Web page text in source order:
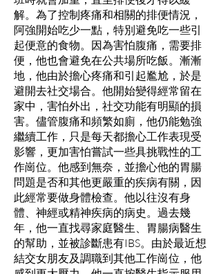
解。為了控制疼痛和相關的排便情況，
阿強開始吃少一點，特別避免吃一些引
起便意的食物。因為害怕腹痛，需要排
便，他也會避免在公共場所吃飯。漸漸
地，他由於擔心疼痛和引起尷尬，於是
避開去社交場合。他開始變得經常留在
家中，害怕外出，社交功能有明顯的損
害。儘管腹痛和頻繁如廁，他仍能勉強
繼續工作，只是每天都擔心工作表現受
影響，更加害怕嘗試一些具挑戰性的工
作崗位。他感到無奈，並擔心他的胃腸
問題是否和其他更嚴重的疾病有關，因
此經常要做身體檢查。他以往沒有身
體、神經或精神疾病的病史。過去幾
年，他一直找尋家庭醫生、胃腸病醫生
的幫助，並被診斷患有IBS。由於最近想
結交女朋友及調職到其他工作崗位，他